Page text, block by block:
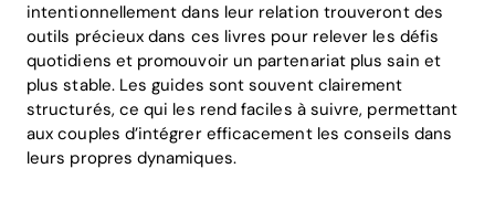
intentionnellement dans leur relation trouveront des
outils précieux dans ces livres pour relever les défis
quotidiens et promouvoir un partenariat plus sain et
plus stable. Les guides sont souvent clairement
structurés, ce qui les rend faciles à suivre, permettant
aux couples d’intégrer efficacement les conseils dans
leurs propres dynamiques.